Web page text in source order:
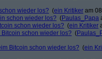
wieder los? (ein Kritiker am
schon wieder los? (Paulas_Papa
schon wieder los? (ein Kritiker
schon wieder los? (
Bitcoin schon wieder los? (ein